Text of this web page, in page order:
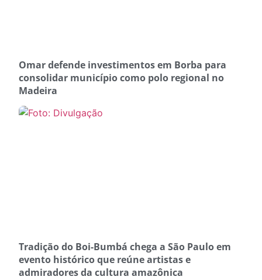
Omar defende investimentos em Borba para
consolidar município como polo regional no
Madeira
Tradição do Boi-Bumbá chega a São Paulo em
evento histórico que reúne artistas e
admiradores da cultura amazônica